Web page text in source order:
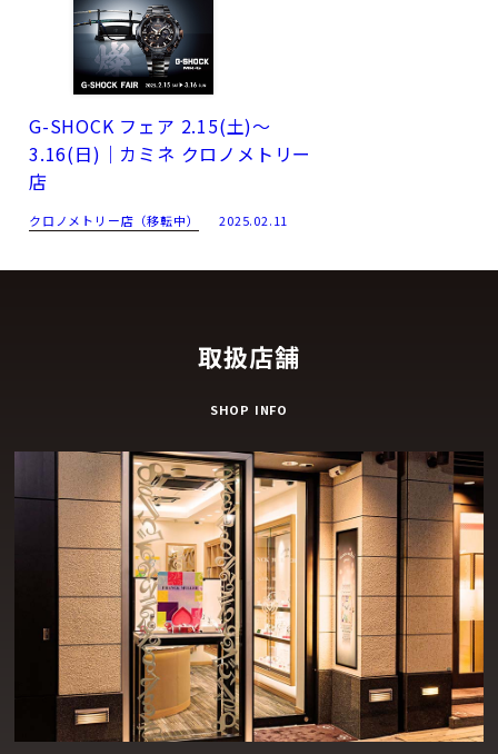
G-SHOCK フェア 2.15(土)～
3.16(日)｜カミネ クロノメトリー
店
クロノメトリー店（移転中） 2025.02.11
取扱店舗
SHOP INFO